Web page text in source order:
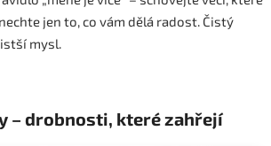
jen to, co vám dělá radost. Čistý
mysl.
– drobnosti, které zahřejí